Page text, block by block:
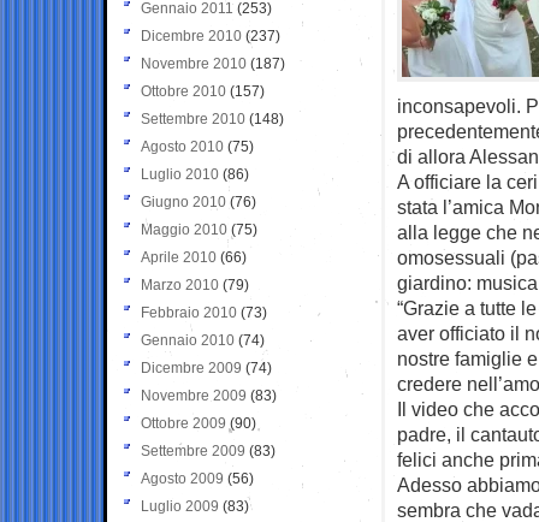
inconsapevoli.
di allora
A officiare la
stata l’amica
alla legge che
omosessuali
giardino:
“Grazie a tutte
aver officiato il
nostre famiglie
credere
Il video che
padre, il
felici anche
Adesso
sembra che
Gennaio 2011 (253)
Dicembre 2010 (237)
Novembre 2010 (187)
Ottobre 2010 (157)
Settembre 2010 (148)
Agosto 2010 (75)
Luglio 2010 (86)
Giugno 2010 (76)
Maggio 2010 (75)
Aprile 2010 (66)
Marzo 2010 (79)
Febbraio 2010 (73)
Gennaio 2010 (74)
Dicembre 2009 (74)
Novembre 2009 (83)
Ottobre 2009 (90)
Settembre 2009 (83)
Agosto 2009 (56)
Luglio 2009 (83)